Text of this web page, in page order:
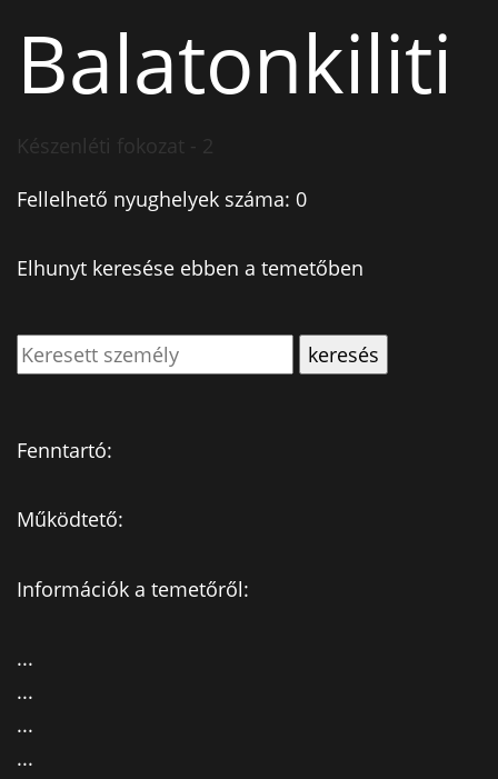
Balatonkiliti
Készenléti fokozat - 2
Fellelhető nyughelyek száma: 0
Elhunyt keresése ebben a temetőben
Fenntartó:
Működtető:
Információk a temetőről:
...
...
...
...